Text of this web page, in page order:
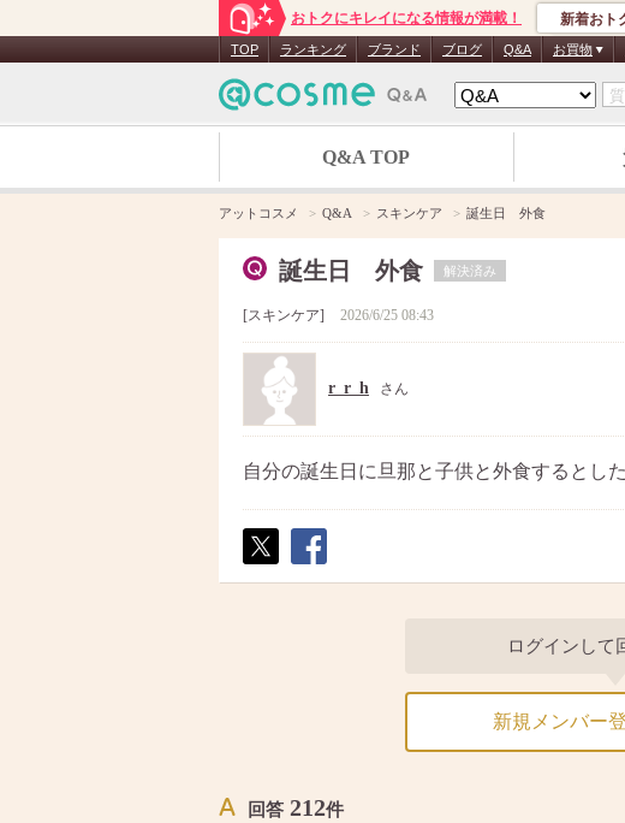
おトクにキレイになる情報が満載！ 新着おト
TOP ランキング ブランド ブログ Q&A お買物
Q&A TOP
アットコスメ Q&A スキンケア 誕生日 外食
誕生日 外食 解決済み
スキンケア 2026/6/25 08:43
r_r_h さん
自分の誕生日に旦那と子供と外食するとし
ト
ア
ログインして
新規メンバー
回答 212件